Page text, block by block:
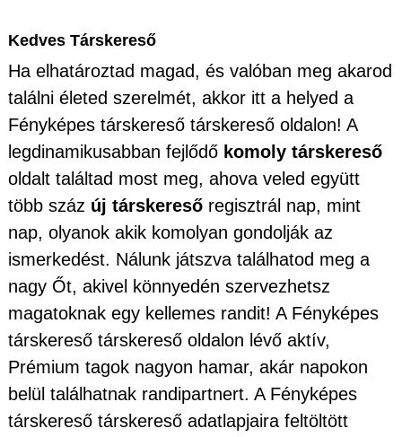
Kedves Társkereső
Ha elhatároztad magad, és valóban meg akarod
találni életed szerelmét, akkor itt a helyed a
Fényképes társkereső társkereső oldalon! A
legdinamikusabban fejlődő komoly társkereső
oldalt találtad most meg, ahova veled együtt
több száz új társkereső regisztrál nap, mint
nap, olyanok akik komolyan gondolják az
ismerkedést. Nálunk játszva találhatod meg a
nagy Őt, akivel könnyedén szervezhetsz
magatoknak egy kellemes randit! A Fényképes
társkereső társkereső oldalon lévő aktív,
Prémium tagok nagyon hamar, akár napokon
belül találhatnak randipartnert. A Fényképes
társkereső társkereső adatlapjaira feltöltött